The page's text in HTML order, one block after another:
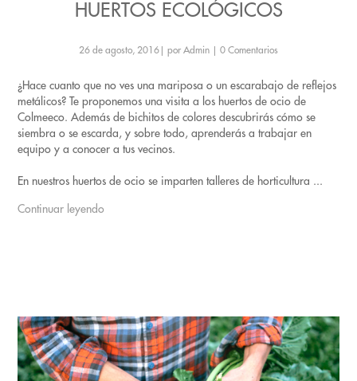
HUERTOS ECOLÓGICOS
26 de agosto, 2016 por Admin 0 Comentarios
¿Hace cuanto que no ves una mariposa o un escarabajo de reflejos
metálicos? Te proponemos una visita a los huertos de ocio de
Colmeeco. Además de bichitos de colores descubrirás cómo se
siembra o se escarda, y sobre todo, aprenderás a trabajar en
equipo y a conocer a tus vecinos.
En nuestros huertos de ocio se imparten talleres de horticultura ...
Continuar leyendo